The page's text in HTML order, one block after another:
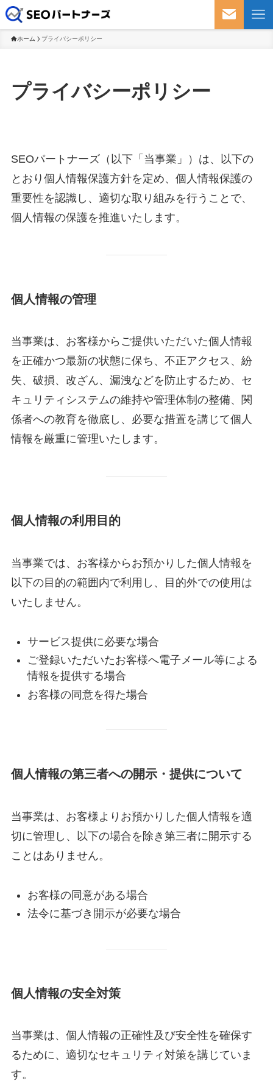
【名古屋のSEO対策】WEB上で優
ホーム プライバシーポリシー
プライバシーポリシー
SEOパートナーズ（以下「当事業」）は、以下の
とおり個人情報保護方針を定め、個人情報保護の
重要性を認識し、適切な取り組みを行うことで、
個人情報の保護を推進いたします。
個人情報の管理
当事業は、お客様からご提供いただいた個人情報
を正確かつ最新の状態に保ち、不正アクセス、紛
失、破損、改ざん、漏洩などを防止するため、セ
キュリティシステムの維持や管理体制の整備、関
係者への教育を徹底し、必要な措置を講じて個人
情報を厳重に管理いたします。
個人情報の利用目的
当事業では、お客様からお預かりした個人情報を
以下の目的の範囲内で利用し、目的外での使用は
いたしません。
サービス提供に必要な場合
ご登録いただいたお客様へ電子メール等による
情報を提供する場合
お客様の同意を得た場合
個人情報の第三者への開示・提供について
当事業は、お客様よりお預かりした個人情報を適
切に管理し、以下の場合を除き第三者に開示する
ことはありません。
お客様の同意がある場合
法令に基づき開示が必要な場合
個人情報の安全対策
当事業は、個人情報の正確性及び安全性を確保す
るために、適切なセキュリティ対策を講じていま
す。